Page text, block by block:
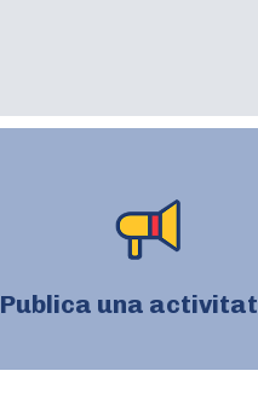
Publica una activitat